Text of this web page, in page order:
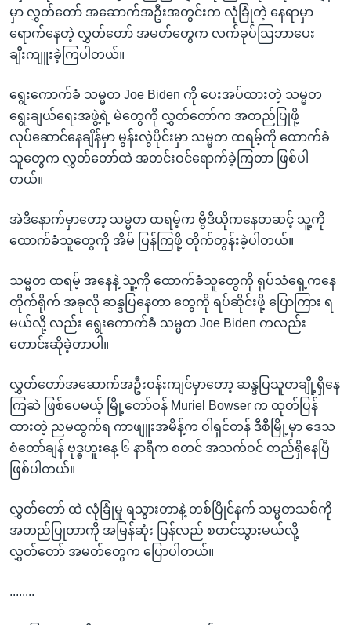
မှာ လွှတ်တော် အဆောက်အဦးအတွင်းက လုံခြုံတဲ့ နေရာမှာ
ရောက်နေတဲ့ လွှတ်တော် အမတ်တွေက လက်ခုပ်ဩဘာပေး
ချီးကျူးခဲ့ကြပါတယ်။
ရွေးကောက်ခံ သမ္မတ Joe Biden ကို ပေးအပ်ထားတဲ့ သမ္မတ
ရွေးချယ်ရေးအဖွဲ့ရဲ့ မဲတွေကို လွှတ်တော်က အတည်ပြုဖို့
လုပ်ဆောင်နေချိန်မှာ မွန်းလွဲပိုင်းမှာ သမ္မတ ထရမ့်ကို ထောက်ခံ
သူတွေက လွှတ်တော်ထဲ အတင်းဝင်ရောက်ခဲ့ကြတာ ဖြစ်ပါ
တယ်။
အဲဒီနောက်မှာတော့ သမ္မတ ထရမ့်က ဗွီဒီယိုကနေတဆင့် သူ့ကို
ထောက်ခံသူတွေကို အိမ် ပြန်ကြဖို့ တိုက်တွန်းခဲ့ပါတယ်။
သမ္မတ ထရမ့် အနေနဲ့ သူ့ကို ထောက်ခံသူတွေကို ရုပ်သံရှေ့ကနေ
တိုက်ရိုက် အခုလို ဆန္ဒပြနေတာ တွေကို ရပ်ဆိုင်းဖို့ ပြောကြား ရ
မယ်လို့ လည်း ရွေးကောက်ခံ သမ္မတ Joe Biden ကလည်း
တောင်းဆိုခဲ့တာပါ။
လွှတ်တော်အဆောက်အဦးဝန်းကျင်မှာတော့ ဆန္ဒပြသူတချို့ရှိနေ
ကြဆဲ ဖြစ်ပေမယ့် မြို့တော်ဝန် Muriel Bowser က ထုတ်ပြန်
ထားတဲ့ ညမထွက်ရ ကာဖျူးအမိန့်က ဝါရှင်တန် ဒီစီမြို့မှာ ဒေသ
စံတော်ချန် ဗုဒ္ဓဟူးနေ့ ၆ နာရီက စတင် အသက်ဝင် တည်ရှိနေပြီ
ဖြစ်ပါတယ်။
လွှတ်တော် ထဲ လုံခြုံမှု ရသွားတာနဲ့ တစ်ပြိုင်နက် သမ္မတသစ်ကို
အတည်ပြုတာကို အမြန်ဆုံး ပြန်လည် စတင်သွားမယ်လို့
လွှတ်တော် အမတ်တွေက ပြောပါတယ်။
........